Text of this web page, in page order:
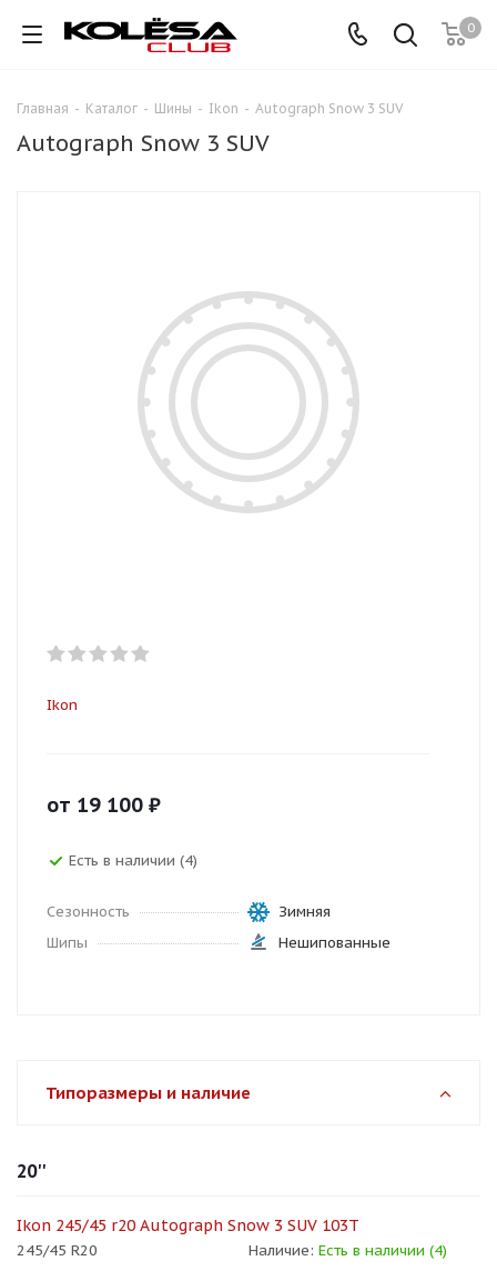
0
Главная - Каталог - Шины - Ikon - Autograph Snow 3 SUV
Autograph Snow 3 SUV
Ikon
от 19 100 ₽
Есть в наличии (4)
Сезонность
Зимняя
Шипы
Нешипованные
Типоразмеры и наличие
20''
Ikon 245/45 r20 Autograph Snow 3 SUV 103T
245/45 R20 Наличие: Есть в наличии (4)